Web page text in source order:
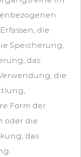
die
Speicherung,
das
die
Form der
oder die
das